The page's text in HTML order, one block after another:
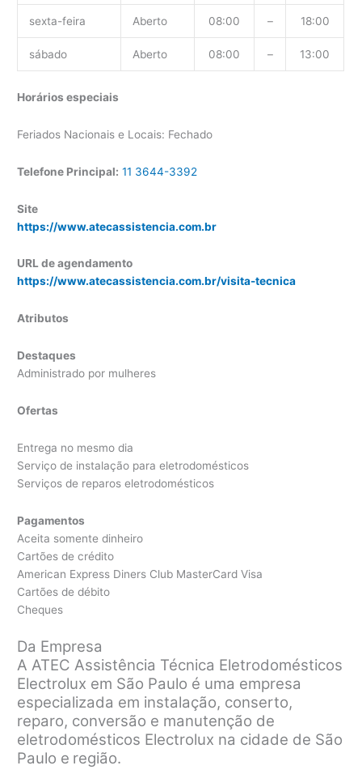
sexta-feira Aberto 08:00 – 18:00
sábado Aberto 08:00 – 13:00
Horários especiais
Feriados Nacionais e Locais: Fechado
Telefone Principal: 11 3644-3392
Site
https://www.atecassistencia.com.br
URL de agendamento
https://www.atecassistencia.com.br/visita-tecnica
Atributos
Destaques
Administrado por mulheres
Ofertas
Entrega no mesmo dia
Serviço de instalação para eletrodomésticos
Serviços de reparos eletrodomésticos
Pagamentos
Aceita somente dinheiro
Cartões de crédito
American Express Diners Club MasterCard Visa
Cartões de débito
Cheques
Da Empresa
A ATEC Assistência Técnica Eletrodomésticos
Electrolux em São Paulo é uma empresa
especializada em instalação, conserto,
reparo, conversão e manutenção de
eletrodomésticos Electrolux na cidade de São
Paulo e região.